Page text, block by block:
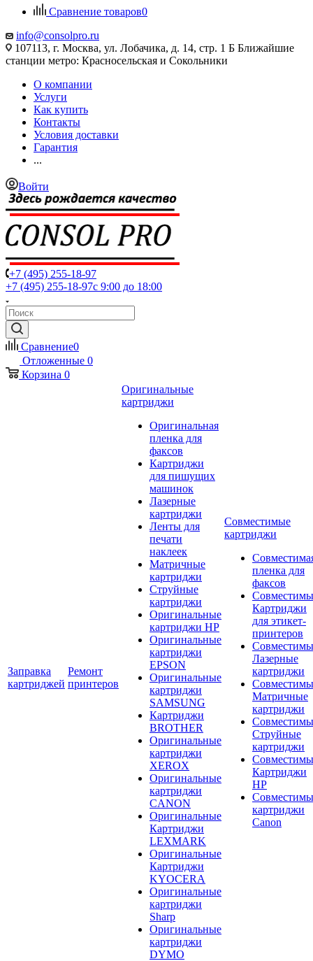
Сравнение товаров0
info@consolpro.ru
107113, г. Москва, ул. Лобачика, д. 14, стр. 1 Б Ближайшие
станции метро: Красносельская и Сокольники
О компании
Услуги
Как купить
Контакты
Условия доставки
Гарантия
...
Войти
+7 (495) 255-18-97
+7 (495) 255-18-97с 9:00 до 18:00
Сравнение0
Отложенные 0
Корзина 0
Заправка
картриджей
Ремонт
принтеров
Оригинальные
картриджи
Оригинальная
пленка для
факсов
Картриджи
для пишущих
машинок
Лазерные
картриджи
Ленты для
печати
наклеек
Матричные
картриджи
Струйные
картриджи
Оригинальные
картриджи HP
Оригинальные
картриджи
EPSON
Оригинальные
картриджи
SAMSUNG
Картриджи
BROTHER
Оригинальные
картриджи
XEROX
Оригинальные
картриджи
CANON
Оригинальные
Картриджи
LEXMARK
Оригинальные
Картриджи
KYOCERA
Оригинальные
картриджи
Sharp
Оригинальные
картриджи
DYMO
Совместимые
картриджи
пленка для
факсов
Картриджи
для этикет-
принтеров
Лазерные
картриджи
Матричные
картриджи
Струйные
картриджи
Картриджи
HP
картриджи
Canon